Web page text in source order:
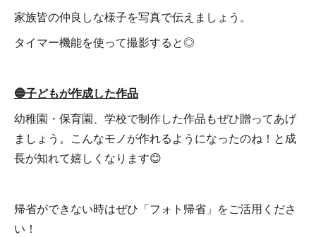
家族皆の仲良しな様子を写真で伝えましょう。
タイマー機能を使って撮影すると◎
🔵子どもが作成した作品
幼稚園・保育園、学校で制作した作品もぜひ贈ってあげ
ましょう。こんなモノが作れるようになったのね！と成
長が知れて嬉しくなります😊
帰省ができない時はぜひ「フォト帰省」をご活用くださ
い！